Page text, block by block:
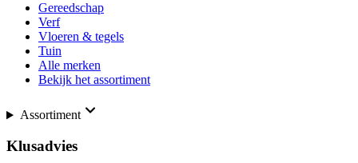
Gereedschap
Verf
Vloeren & tegels
Tuin
Alle merken
Bekijk het assortiment
Assortiment
Klusadvies